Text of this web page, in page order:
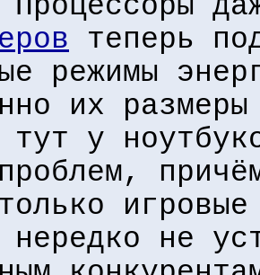
Процессоры
теперь
режимы
их
тут у
нередко не